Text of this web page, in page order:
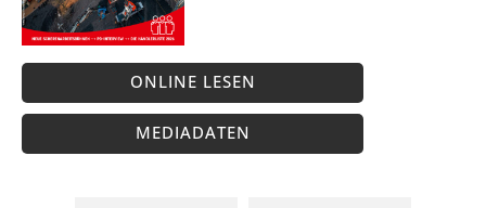
ONLINE LESEN
MEDIADATEN